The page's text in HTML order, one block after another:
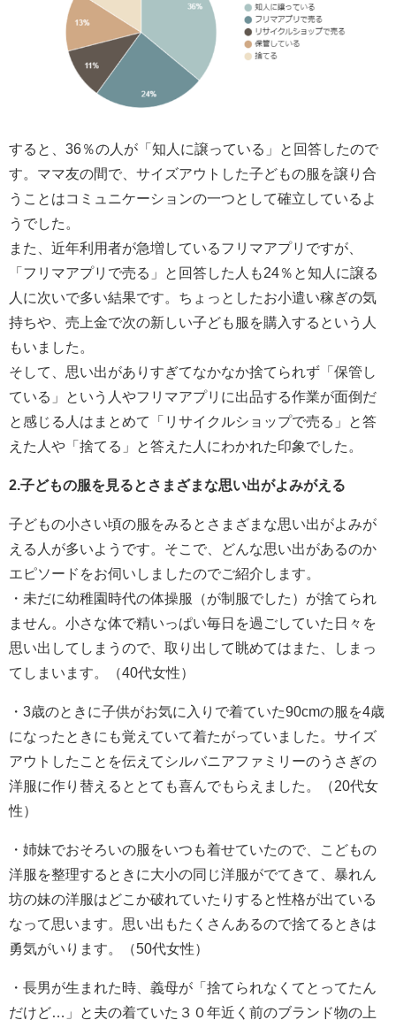
すると、36％の人が「知人に譲っている」と回答したので
す。ママ友の間で、サイズアウトした子どもの服を譲り合
うことはコミュニケーションの一つとして確立しているよ
うでした。
また、近年利用者が急増しているフリマアプリですが、
「フリマアプリで売る」と回答した人も24％と知人に譲る
人に次いで多い結果です。ちょっとしたお小遣い稼ぎの気
持ちや、売上金で次の新しい子ども服を購入するという人
もいました。
そして、思い出がありすぎてなかなか捨てられず「保管し
ている」という人やフリマアプリに出品する作業が面倒だ
と感じる人はまとめて「リサイクルショップで売る」と答
えた人や「捨てる」と答えた人にわかれた印象でした。
2.子どもの服を見るとさまざまな思い出がよみがえる
子どもの小さい頃の服をみるとさまざまな思い出がよみが
える人が多いようです。そこで、どんな思い出があるのか
エピソードをお伺いしましたのでご紹介します。
・未だに幼稚園時代の体操服（が制服でした）が捨てられ
ません。小さな体で精いっぱい毎日を過ごしていた日々を
思い出してしまうので、取り出して眺めてはまた、しまっ
てしまいます。（40代女性）
・3歳のときに子供がお気に入りで着ていた90cmの服を4歳
になったときにも覚えていて着たがっていました。サイズ
アウトしたことを伝えてシルバニアファミリーのうさぎの
洋服に作り替えるととても喜んでもらえました。（20代女
性）
・姉妹でおそろいの服をいつも着せていたので、こどもの
洋服を整理するときに大小の同じ洋服がでてきて、暴れん
坊の妹の洋服はどこか破れていたりすると性格が出ている
なって思います。思い出もたくさんあるので捨てるときは
勇気がいります。（50代女性）
・長男が生まれた時、義母が「捨てられなくてとってたん
だけど…」と夫の着ていた３０年近く前のブランド物の上